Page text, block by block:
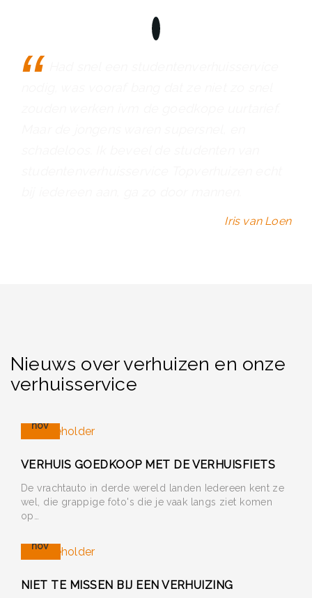
“
Iris van Loen
Nieuws over verhuizen en onze
verhuisservice
nov
VERHUIS GOEDKOOP MET DE VERHUISFIETS
De vrachtauto in derde wereld landen Iedereen kent ze
wel, die grappige foto's die je vaak langs ziet komen
op…
nov
NIET TE MISSEN BIJ EEN VERHUIZING